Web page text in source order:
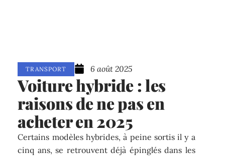
TRANSPORT 6 août 2025
Voiture hybride : les
raisons de ne pas en
acheter en 2025
Certains modèles hybrides, à peine sortis il y a
cinq ans, se retrouvent déjà épinglés dans les